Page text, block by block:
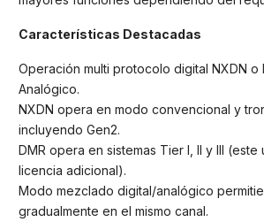
Características Destacadas
Operación multi protocolo digital NXDN o
Analógico.
NXDN opera en modo convencional y
incluyendo Gen2.
DMR opera en sistemas Tier I, II y III (este
licencia adicional).
Modo mezclado digital/analógico
gradualmente en el mismo canal.